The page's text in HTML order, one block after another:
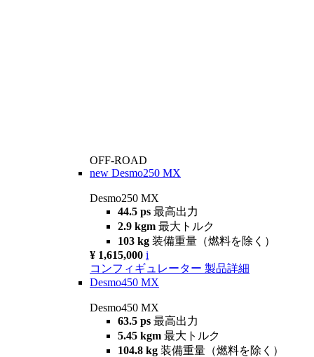
OFF-ROAD
new Desmo250 MX
Desmo250 MX
44.5 ps 最高出力
2.9 kgm 最大トルク
103 kg 装備重量（燃料を除く）
¥ 1,615,000 i
コンフィギュレーター 製品詳細
Desmo450 MX
Desmo450 MX
63.5 ps 最高出力
5.45 kgm 最大トルク
104.8 kg 装備重量（燃料を除く）